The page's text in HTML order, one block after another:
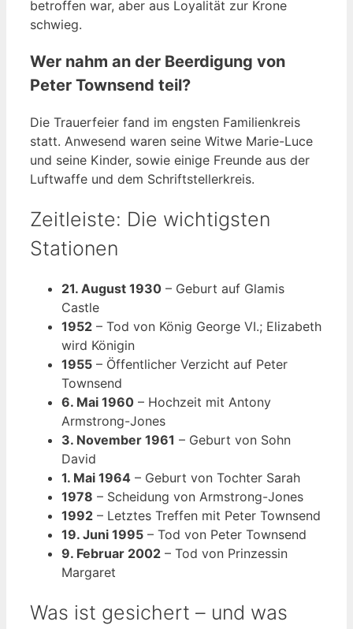
betroffen war, aber aus Loyalität zur Krone
schwieg.
Wer nahm an der Beerdigung von
Peter Townsend teil?
Die Trauerfeier fand im engsten Familienkreis
statt. Anwesend waren seine Witwe Marie-Luce
und seine Kinder, sowie einige Freunde aus der
Luftwaffe und dem Schriftstellerkreis.
Zeitleiste: Die wichtigsten
Stationen
21. August 1930 – Geburt auf Glamis
Castle
1952 – Tod von König George VI.; Elizabeth
wird Königin
1955 – Öffentlicher Verzicht auf Peter
Townsend
6. Mai 1960 – Hochzeit mit Antony
Armstrong-Jones
3. November 1961 – Geburt von Sohn
David
1. Mai 1964 – Geburt von Tochter Sarah
1978 – Scheidung von Armstrong-Jones
1992 – Letztes Treffen mit Peter Townsend
19. Juni 1995 – Tod von Peter Townsend
9. Februar 2002 – Tod von Prinzessin
Margaret
Was ist gesichert – und was